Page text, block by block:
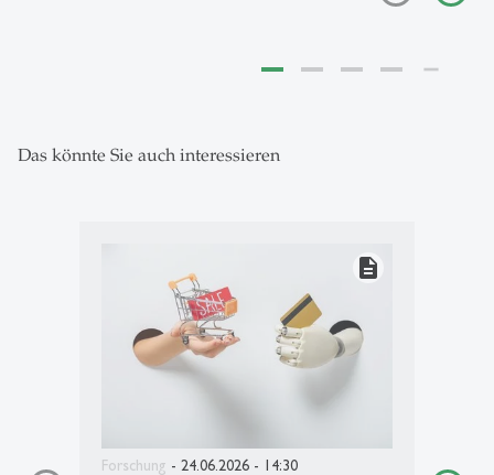
Das könnte Sie auch interessieren
description
Forschung - 24.06.2026 - 14:30